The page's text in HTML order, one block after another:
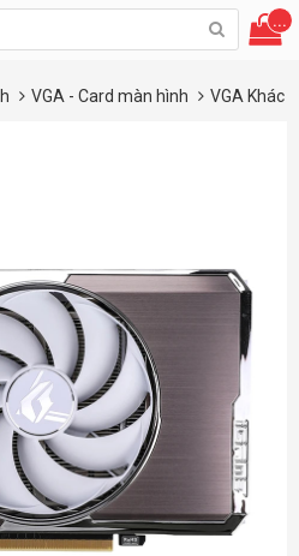
...
VGA - Card màn hình VGA Khác